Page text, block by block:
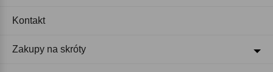
Kontakt
Zakupy na skróty